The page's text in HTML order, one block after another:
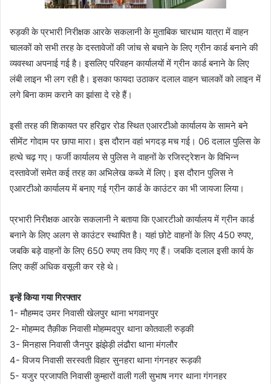
रुड़की के प्रभारी निरीक्षक आरके सकलानी के मुताबिक चारधाम यात्रा में वाहन
चालकों को सभी तरह के दस्तावेजों की जांच से बचाने के लिए ग्रीन कार्ड बनाने की
व्यवस्था अपनाई गई है। इसलिए परिवहन कार्यालयों में ग्रीन कार्ड बनाने के लिए
लंबी लाइन भी लग रही है। इसका फायदा उठाकर दलाल वाहन चालकों को लाइन में
लगे बिना काम कराने का झांसा दे रहे हैं।
इसी तरह की शिकायत पर हरिद्वार रोड स्थित एआरटीओ कार्यालय के सामने बने
सीमेंट गोदाम पर छापा मारा। इस दौरान वहां भगदड़ मच गई। 06 दलाल पुलिस के
हत्थे चढ़ गए। फर्जी कार्यालय से पुलिस ने वाहनों के रजिस्ट्रेशन के विभिन्न
दस्तावेजों समेत कई तरह का अभिलेख कब्जे में लिए। इस दौरान पुलिस ने
एआरटीओ कार्यालय में बनाए गई ग्रीन कार्ड के काउंटर का भी जायजा लिया।
प्रभारी निरीक्षक आरके सकलानी ने बताया कि एआरटीओ कार्यालय में ग्रीन कार्ड
बनाने के लिए अलग से काउंटर स्थापित है। यहां छोटे वाहनों के लिए 450 रुपए,
जबकि बड़े वाहनों के लिए 650 रुपए तय किए गए हैं। जबकि दलाल इसी कार्य के
लिए कहीं अधिक वसूली कर रहे थे।
इन्हें किया गया गिरफ्तार
1- मौहम्मद उमर निवासी खेलपुर थाना भगवानपुर
2- मोहम्मद तैक़ीक निवासी मोहम्मदपुर थाना कोतवाली रुड़की
3- मिनहास निवासी जैनपुर झंझेड़ी लंढौरा थाना मंगलौर
4- विजय निवासी सरस्वती विहार सुनहरा थाना गंगनहर रूड़की
5- यजुर प्रजापति निवासी कुम्हारों वाली गली सुभाष नगर थाना गंगनहर